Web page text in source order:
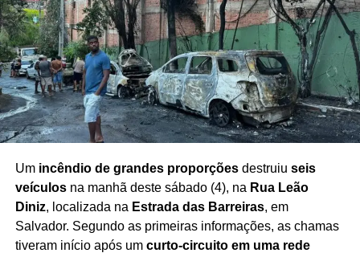
Um incêndio de grandes proporçõesdestruiu seis
veículosna manhã deste sábado (4), na Rua Leão
Diniz, localizada na Estrada das Barreiras, em
Salvador. Segundo as primeiras informações, as chamas
tiveram início após um curto-circuito em uma rede